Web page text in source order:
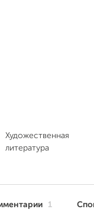
Художественная
литература
1